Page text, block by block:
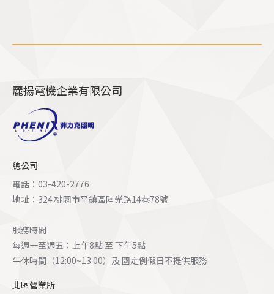
麗揚電機企業有限公司
總公司
電話：03-420-2776
地址：324 桃園市平鎮區陸光路14巷78號
服務時間
每週一至週五：上午8點 至 下午5點
午休時間（12:00~13:00）及 國定例假日不提供服務
北區營業所